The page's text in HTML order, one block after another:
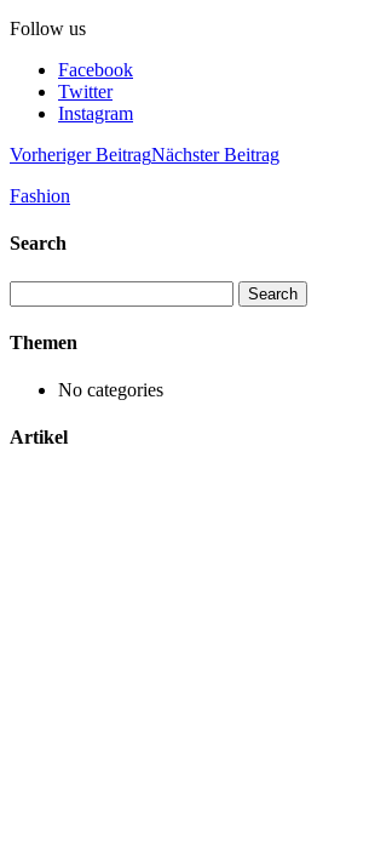
Follow us
Facebook
Twitter
Instagram
Vorheriger BeitragNächster Beitrag
Fashion
Search
for:
Themen
No categories
Artikel